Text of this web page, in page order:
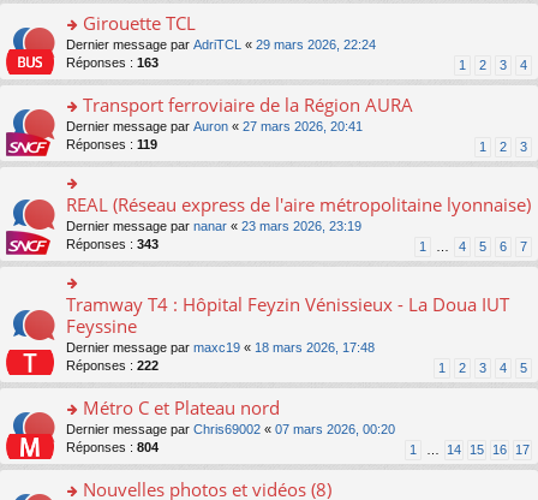
nt
ré
c
e
nt
le
pl
u
s
ré
c
e
nt
e
n
o
le
pl
u
s
ré
c
e
nt
s
s
a
g
e
n
o
le
pl
u
s
ré
c
e
nt
s
ult
er
le
s
s
a
g
e
n
o
n
pl
u
s
ré
c
e
o
n
s
ult
er
le
m
e
s
s
a
g
e
n
o
n
lu
le
pl
u
s
ré
c
Girouette TCL
Dernier message par AdriTCL « 29 mars 2026, 22:24
Réponses : 163 1 2 3 4
o
n
s
ult
er
le
m
e
s
s
g
e
n
lu
le
pl
u
s
Transport ferroviaire de la Région AURA
Dernier message par Auron « 27 mars 2026, 20:41
Réponses : 119 1 2 3
o
n
s
er
le
m
e
s
s
a
g
e
n
o
n
lu
REAL (Réseau express de l'aire métropolitaine lyonnaise)
Dernier message par nanar « 23 mars 2026, 23:19
Réponses : 343 1 4 5 6 7
o
n
ult
er
le
m
e
s
s
a
Tramway T4 : Hôpital Feyzin Vénissieux - La Doua IUT
Feyssine
Dernier message par maxc19 « 18 mars 2026, 17:48
Réponses : 222 1 2 3 4 5
o
n
s
ult
Métro C et Plateau nord
Dernier message par Chris69002 « 07 mars 2026, 00:20
Réponses : 804 1 14 15 16 17
Nouvelles photos et vidéos (8)